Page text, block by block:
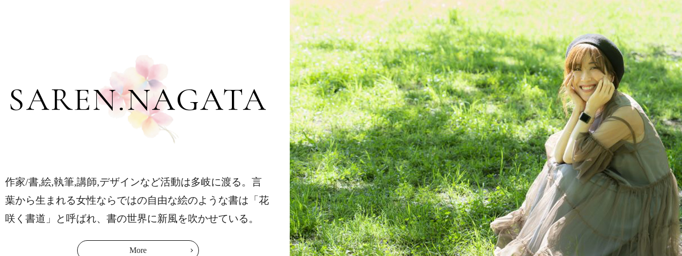
新作・花咲く書道LINEスタンプ発売しました
＜体験レッスン＞２月３月のご案内/永田紗戀会員レッスン
＜作品提供＞浦安新聞・元旦号題字デザイン
＜作品提供＞浦安市・清瀧神社令和八年初詣御朱印
元旦/ハイアット リージェンシー 東京ベイ 御来場御礼
2025/12/14 ハイアット リージェンシー 東京ベイ 新春イベントのご案内
2025/12/02 ＜取材＞浦安市ふるさと納税の取材をお受けしました
年末年始の営業に関するご案内
<満員御礼>11/30(日)1dayクリスマスリースワークショップ
SAREN.NAGATA
作家/書,絵,執筆,講師,デザインなど活動は多岐に渡る。言
葉から生まれる女性ならではの自由な絵のような書は「花
咲く書道」と呼ばれ、書の世界に新風を吹かせている。
More